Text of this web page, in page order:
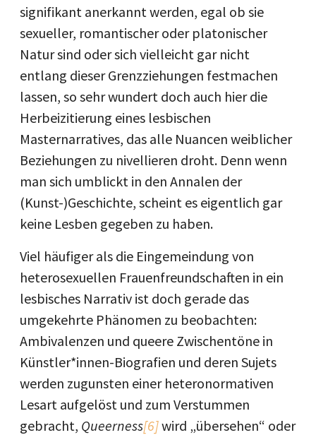
signifikant anerkannt werden, egal ob sie
sexueller, romantischer oder platonischer
Natur sind oder sich vielleicht gar nicht
entlang dieser Grenzziehungen festmachen
lassen, so sehr wundert doch auch hier die
Herbeizitierung eines lesbischen
Masternarratives, das alle Nuancen weiblicher
Beziehungen zu nivellieren droht. Denn wenn
man sich umblickt in den Annalen der
(Kunst-)Geschichte, scheint es eigentlich gar
keine Lesben gegeben zu haben.
Viel häufiger als die Eingemeindung von
heterosexuellen Frauenfreundschaften in ein
lesbisches Narrativ ist doch gerade das
umgekehrte Phänomen zu beobachten:
Ambivalenzen und queere Zwischentöne in
Künstler*innen-Biografien und deren Sujets
werden zugunsten einer heteronormativen
Lesart aufgelöst und zum Verstummen
gebracht, Queerness[6]wird „übersehen“ oder